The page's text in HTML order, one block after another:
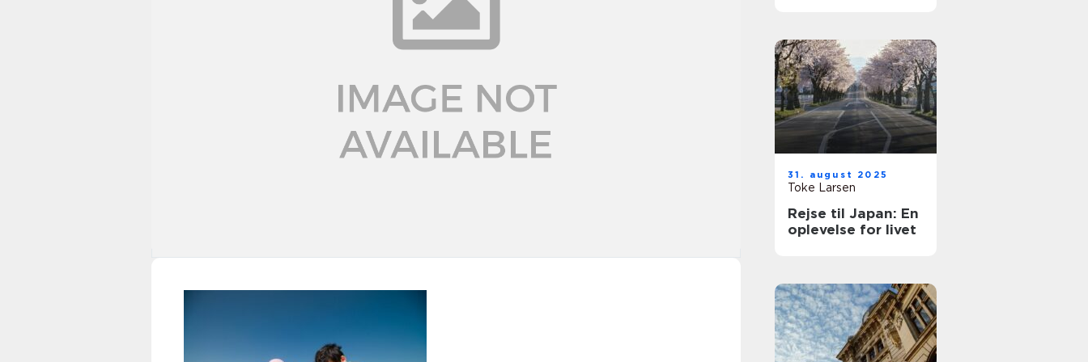
31. august 2025
Toke Larsen
Rejse til Japan: En
oplevelse for livet